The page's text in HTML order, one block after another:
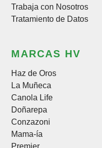
Trabaja con Nosotros
Tratamiento de Datos
MARCAS HV
Haz de Oros
La Muñeca
Canola Life
Doñarepa
Conzazoni
Mama-ía